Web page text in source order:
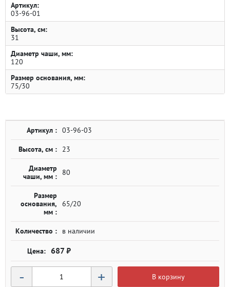
Артикул:
03-96-01
Высота, см:
31
Диаметр чаши, мм:
120
Размер основания, мм:
75/30
Артикул : 03-96-03
Высота, см : 23
Диаметр
чаши, мм :
80
Размер
основания,
мм :
65/20
Количество : в наличии
687 ₽
- + В корзину